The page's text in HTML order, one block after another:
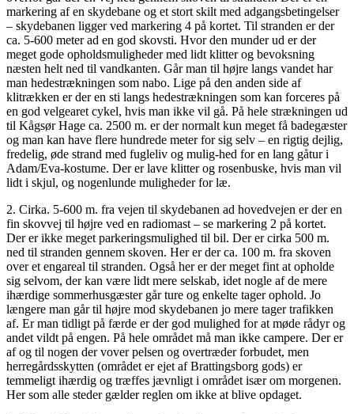
markering af en skydebane og et stort skilt med adgangsbetingelser
– skydebanen ligger ved markering 4 på kortet. Til stranden er der
ca. 5-600 meter ad en god skovsti. Hvor den munder ud er der
meget gode opholdsmuligheder med lidt klitter og bevoksning
næsten helt ned til vandkanten. Går man til højre langs vandet har
man hedestrækningen som nabo. Lige på den anden side af
klitrækken er der en sti langs hedestrækningen som kan forceres på
en god velgearet cykel, hvis man ikke vil gå. På hele strækningen ud
til Kågsør Hage ca. 2500 m. er der normalt kun meget få badegæster
og man kan have flere hundrede meter for sig selv – en rigtig dejlig,
fredelig, øde strand med fugleliv og mulig-hed for en lang gåtur i
Adam/Eva-kostume. Der er lave klitter og rosenbuske, hvis man vil
lidt i skjul, og nogenlunde muligheder for læ.
2. Cirka. 5-600 m. fra vejen til skydebanen ad hovedvejen er der en
fin skovvej til højre ved en radiomast – se markering 2 på kortet.
Der er ikke meget parkeringsmulighed til bil. Der er cirka 500 m.
ned til stranden gennem skoven. Her er der ca. 100 m. fra skoven
over et engareal til stranden. Også her er der meget fint at opholde
sig selvom, der kan være lidt mere selskab, idet nogle af de mere
ihærdige sommerhusgæster går ture og enkelte tager ophold. Jo
længere man går til højre mod skydebanen jo mere tager trafikken
af. Er man tidligt på færde er der god mulighed for at møde rådyr og
andet vildt på engen. På hele området må man ikke campere. Der er
af og til nogen der vover pelsen og overtræder forbudet, men
herregårdsskytten (området er ejet af Brattingsborg gods) er
temmeligt ihærdig og træffes jævnligt i området især om morgenen.
Her som alle steder gælder reglen om ikke at blive opdaget.